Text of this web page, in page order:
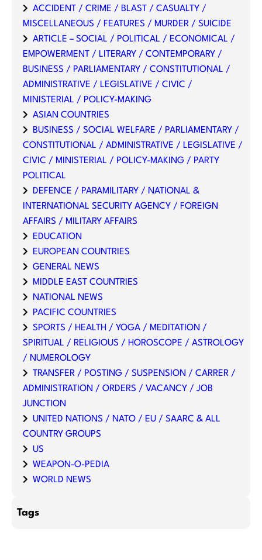
ACCIDENT / CRIME / BLAST / CASUALTY /
MISCELLANEOUS / FEATURES / MURDER / SUICIDE
ARTICLE – SOCIAL / POLITICAL / ECONOMICAL /
EMPOWERMENT / LITERARY / CONTEMPORARY /
BUSINESS / PARLIAMENTARY / CONSTITUTIONAL /
ADMINISTRATIVE / LEGISLATIVE / CIVIC /
MINISTERIAL / POLICY-MAKING
ASIAN COUNTRIES
BUSINESS / SOCIAL WELFARE / PARLIAMENTARY /
CONSTITUTIONAL / ADMINISTRATIVE / LEGISLATIVE /
CIVIC / MINISTERIAL / POLICY-MAKING / PARTY
POLITICAL
DEFENCE / PARAMILITARY / NATIONAL &
INTERNATIONAL SECURITY AGENCY / FOREIGN
AFFAIRS / MILITARY AFFAIRS
EDUCATION
EUROPEAN COUNTRIES
GENERAL NEWS
MIDDLE EAST COUNTRIES
NATIONAL NEWS
PACIFIC COUNTRIES
SPORTS / HEALTH / YOGA / MEDITATION /
SPIRITUAL / RELIGIOUS / HOROSCOPE / ASTROLOGY
/ NUMEROLOGY
TRANSFER / POSTING / SUSPENSION / CARRER /
ADMINISTRATION / ORDERS / VACANCY / JOB
JUNCTION
UNITED NATIONS / NATO / EU / SAARC & ALL
COUNTRY GROUPS
US
WEAPON-O-PEDIA
WORLD NEWS
Tags